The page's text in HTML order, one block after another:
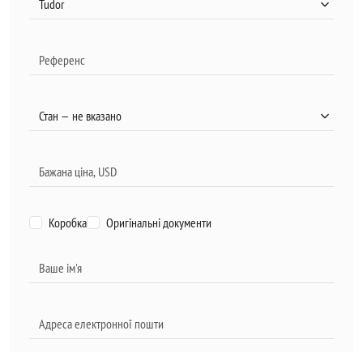
Коробка Оригінальні документи